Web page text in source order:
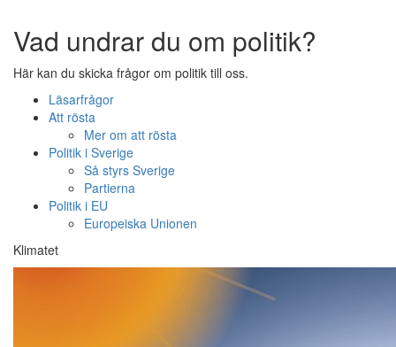
Vad undrar du om politik?
Här kan du skicka frågor om politik till oss.
Läsarfrågor
Att rösta
Mer om att rösta
Politik i Sverige
Så styrs Sverige
Partierna
Politik i EU
Europeiska Unionen
Klimatet